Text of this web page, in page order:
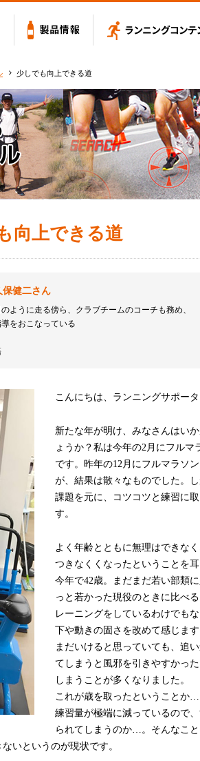
ノバリュー
少しでも向上できる道
向上できる道
保健二さん
ように走る傍ら、クラブチームのコーチも務め、
をおこなっている
こんにちは、ランニングサポータ
新たな年が明け、みなさんはい
ょうか？私は今年の2月にフルマ
です。昨年の12月にフルマラソ
が、結果は散々なものでした。
課題を元に、コツコツと練習に
す。
よく年齢とともに無理はできな
つきなくくなったということを
今年で42歳。まだまだ若い部類
っと若かった現役のときに比べ
レーニングをしているわけでも
下や動きの固さを改めて感じま
まだいけると思っていても、追
てしまうと風邪を引きやすかっ
しまうことが多くなりました。
これが歳を取ったということか…
練習量が極端に減っているので
られてしまうのか…。そんなこと
いというのが現状です。